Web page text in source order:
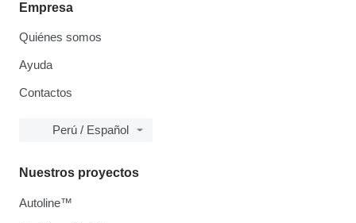
Empresa
Quiénes somos
Ayuda
Contactos
Perú / Español
Nuestros proyectos
Autoline™